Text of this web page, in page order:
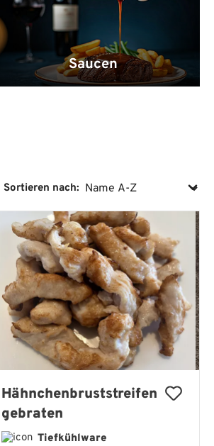
Saucen
Sortieren nach:
Hähnchenbruststreifen
gebraten
Tiefkühlware